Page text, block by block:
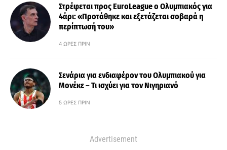
Στρέφεται προς EuroLeague ο Ολυμπιακός για
4άρι: «Προτάθηκε και εξετάζεται σοβαρά η
περίπτωσή του»
4 ΏΡΕΣ ΠΡΙΝ
Σενάρια για ενδιαφέρον του Ολυμπιακού για
Μονέκε – Τι ισχύει για τον Νιγηριανό
5 ΏΡΕΣ ΠΡΙΝ
Advertisement